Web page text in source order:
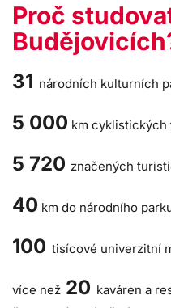
Proč
31 národních kulturních
5 000 km cyklistických
5 720 značených
40 km do národního
100 tisícové univerzitní
více než 20 kaváren a